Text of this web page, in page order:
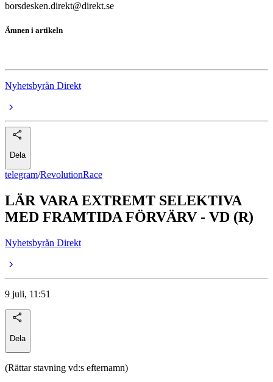
borsdesken.direkt@direkt.se
Ämnen i artikeln
Nyhetsbyrån Direkt
Dela
telegram/RevolutionRace
LÄR VARA EXTREMT SELEKTIVA
MED FRAMTIDA FÖRVÄRV - VD (R)
Nyhetsbyrån Direkt
9 juli, 11:51
Dela
(Rättar stavning vd:s efternamn)